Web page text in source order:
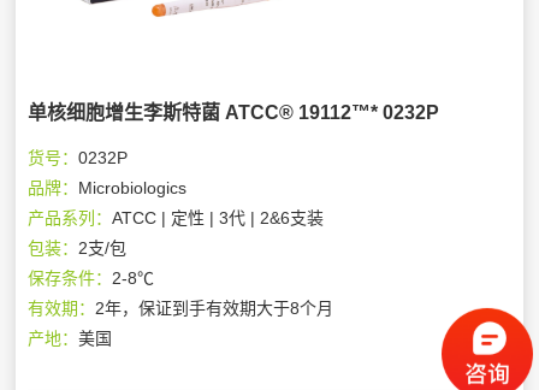
单核细胞增生李斯特菌 ATCC® 19112™* 0232P
货号：0232P
品牌： Microbiologics
产品系列：ATCC | 定性 | 3代 | 2&6支装
包装： 2支/包
保存条件： 2-8℃
有效期： 2年，保证到手有效期大于8个月
产地：美国